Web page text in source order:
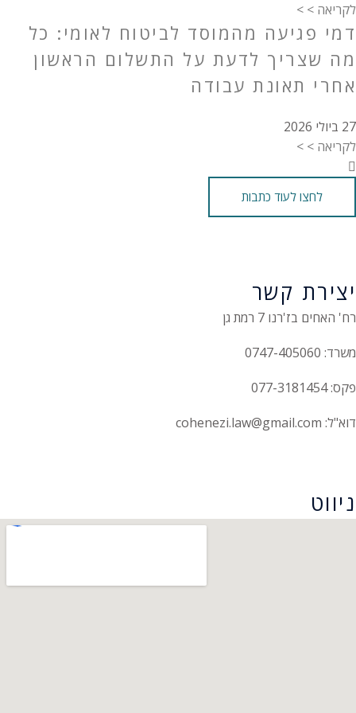
לקריאה > >
דמי פגיעה מהמוסד לביטוח לאומי: כל
מה שצריך לדעת על התשלום הראשון
אחרי תאונת עבודה
27 ביולי 2026
לקריאה > >
לחצו לעוד כתבות
יצירת קשר
רח' האחים בז'רנו 7 רמת גן
משרד: 0747-405060
פקס: 077-3181454
דוא"ל: cohenezi.law@gmail.com
ניווט